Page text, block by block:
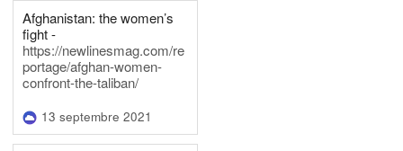
Afghanistan: the women’s
fight -
https://newlinesmag.com/re
portage/afghan-women-
confront-the-taliban/
13 septembre 2021